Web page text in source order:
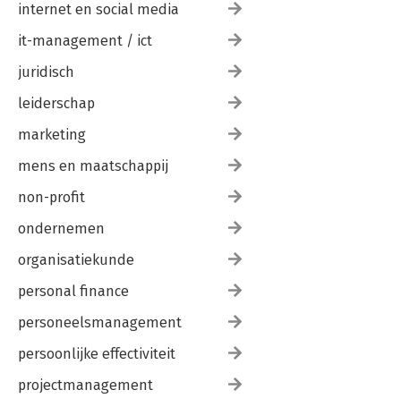
internet en social media
it-management / ict
juridisch
leiderschap
marketing
mens en maatschappij
non-profit
ondernemen
organisatiekunde
personal finance
personeelsmanagement
persoonlijke effectiviteit
projectmanagement